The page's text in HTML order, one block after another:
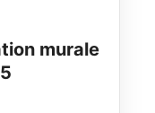
murale